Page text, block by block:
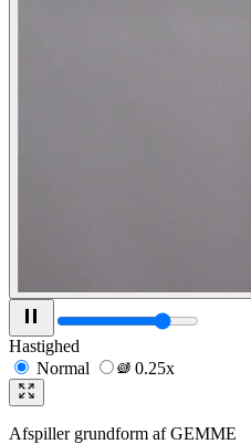
Hastighed
Normal
0.25x
Afspiller grundform afGEMME